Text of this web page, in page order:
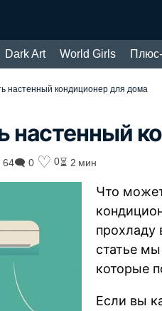
Dark Art World Girls
настенный кондиционер для дома
настенный
64🗨 0 ♡ 0⏳ 2 мин
Что
прохладу
статье
которые
Если вы